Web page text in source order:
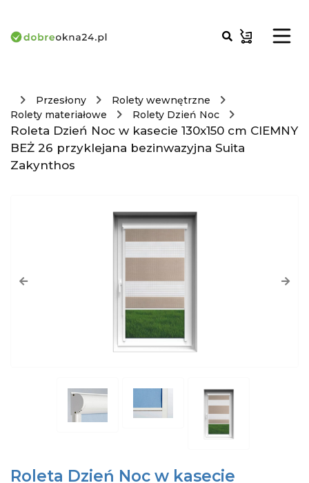
Przesłony
Rolety wewnętrzne
Rolety materiałowe
Rolety Dzień Noc
Roleta Dzień Noc w kasecie 130x150 cm CIEMNY
BEŻ 26 przyklejana bezinwazyjna Suita
Zakynthos
Roleta Dzień Noc w kasecie